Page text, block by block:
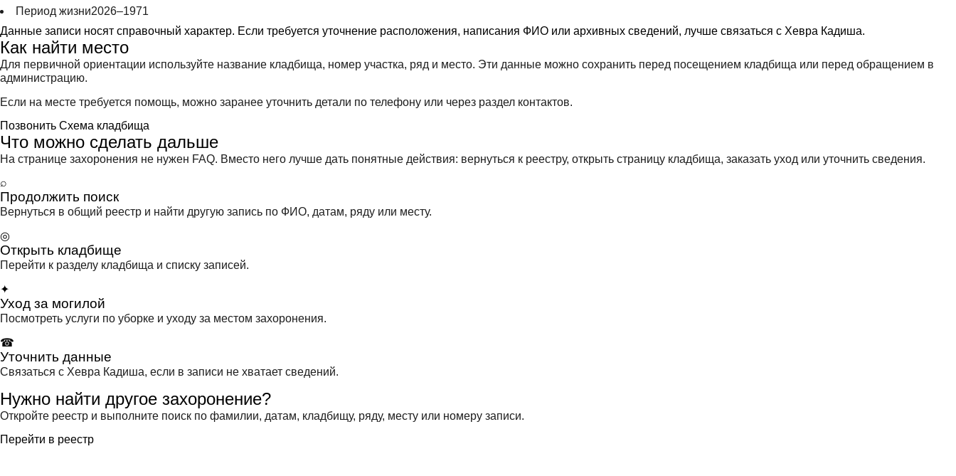
Период жизни2026–1971
Данные записи носят справочный характер. Если требуется уточнение расположения, написания ФИО или архивных сведений, лучше связаться с Хевра Кадиша.
Как найти место
Для первичной ориентации используйте название кладбища, номер участка, ряд и место. Эти данные можно сохранить перед посещением кладбища или перед обращением в
администрацию.
Если на месте требуется помощь, можно заранее уточнить детали по телефону или через раздел контактов.
Позвонить Схема кладбища
Что можно сделать дальше
На странице захоронения не нужен FAQ. Вместо него лучше дать понятные действия: вернуться к реестру, открыть страницу кладбища, заказать уход или уточнить сведения.
⌕
Продолжить поиск
Вернуться в общий реестр и найти другую запись по ФИО, датам, ряду или месту.
◎
Открыть кладбище
Перейти к разделу кладбища и списку записей.
✦
Уход за могилой
Посмотреть услуги по уборке и уходу за местом захоронения.
☎
Уточнить данные
Связаться с Хевра Кадиша, если в записи не хватает сведений.
Нужно найти другое захоронение?
Откройте реестр и выполните поиск по фамилии, датам, кладбищу, ряду, месту или номеру записи.
Перейти в реестр